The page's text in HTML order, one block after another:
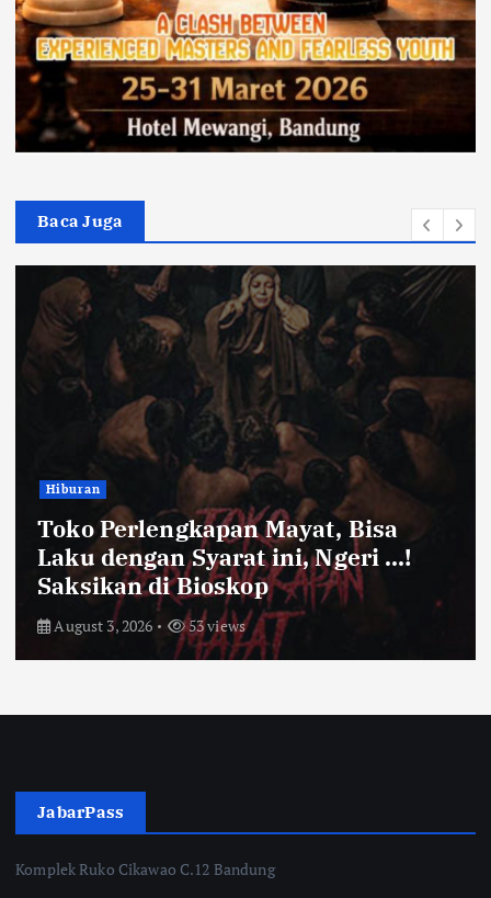
Baca Juga
Hiburan
Perlengkapan Mayat, Bisa
dengan Syarat ini, Ngeri …!
di Bioskop
August 3, 2026 53 views
JabarPass
Komplek Ruko Cikawao C.12 Bandung